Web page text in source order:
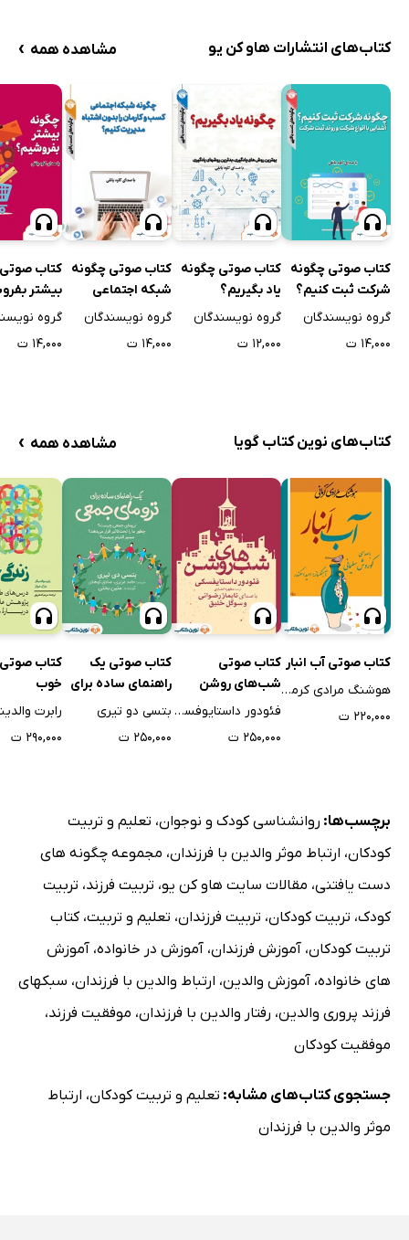
کتاب‌های انتشارات هاو کن یو مشاهده همه ›
کتاب صوتی چگونه
شرکت ثبت کنیم؟
گروه نویسندگان
۱۴,۰۰۰ ت
کتاب صوتی چگونه
یاد بگیریم؟
گروه نویسندگان
۱۲,۰۰۰ ت
کتاب صوتی چگونه
شبکه اجتماعی
کسب و کارمان را
مدیریت کنیم؟
گروه نویسندگان
۱۴,۰۰۰ ت
کتاب
بیشتر
گروه
۱۴,۰۰۰ ت
کتاب‌های نوین کتاب گویا مشاهده همه ›
کتاب صوتی آب انبار
هوشنگ مرادی کرمانی
۲۲۰,۰۰۰ ت
کتاب صوتی
شب‌های روشن
فئودور داستایوفسکی
۲۵۰,۰۰۰ ت
کتاب صوتی یک
راهنمای ساده برای
ترومای جمعی
بتسی دو تیری
۲۵۰,۰۰۰ ت
کتاب صوتی
خوب
رابرت
۲۹۰,۰۰۰ ت
برچسب‌ها: روانشناسی کودک و نوجوان، تعلیم و تربیت
کودکان، ارتباط موثر والدین با فرزندان، مجموعه چگونه های
دست یافتنی، مقالات سایت هاو کن یو، تربیت فرزند، تربیت
کودک، تربیت کودکان، تربیت فرزندان، تعلیم و تربیت،کتاب
تربیت کودکان، آموزش فرزندان، آموزش در خانواده، آموزش
های خانواده، آموزش والدین، ارتباط والدین با فرزندان، سبکهای
فرزند پروری والدین، رفتار والدین با فرزندان، موفقیت فرزند،
موفقیت کودکان
جستجوی کتاب‌های مشابه: تعلیم و تربیت کودکان، ارتباط
موثر والدین با فرزندان